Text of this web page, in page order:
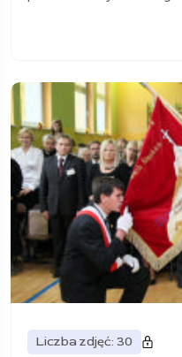
Liczba zdjęć: 30